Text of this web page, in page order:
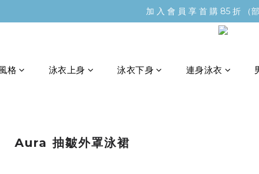
加 入 會 員 享 首 購 85 折 （部
格 泳衣上身 泳衣下身 連身泳衣
Aura 抽皺外罩泳裙